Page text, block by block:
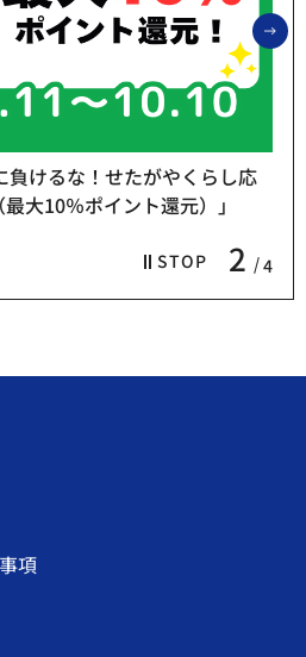
STOP 2 4
負けるな！せたがやくらし応
大10％ポイント還元）」
項